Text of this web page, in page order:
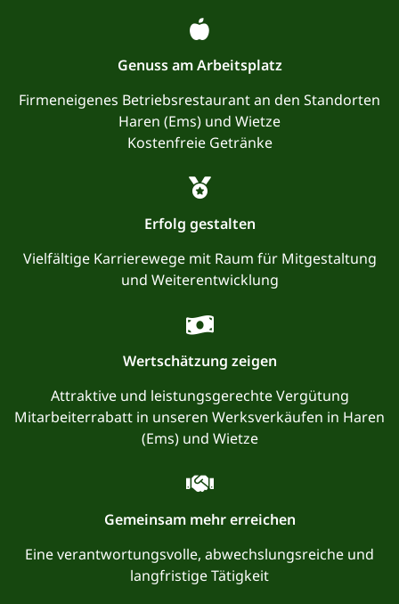
Genuss am Arbeitsplatz
Firmeneigenes Betriebsrestaurant an den Standorten
Haren (Ems) und Wietze
Kostenfreie Getränke
Erfolg gestalten
Vielfältige Karrierewege mit Raum für Mitgestaltung
und Weiterentwicklung
Wertschätzung zeigen
Attraktive und leistungsgerechte Vergütung
Mitarbeiterrabatt in unseren Werksverkäufen in Haren
(Ems) und Wietze
Gemeinsam mehr erreichen
Eine verantwortungsvolle, abwechslungsreiche und
langfristige Tätigkeit